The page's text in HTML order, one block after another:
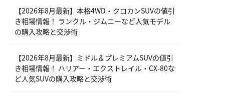
【2026年8月最新】本格4WD・クロカンSUVの値引
き相場情報！ ランクル・ジムニーなど人気モデル
の購入攻略と交渉術
【2026年8月最新】ミドル＆プレミアムSUVの値引
き相場情報！ ハリアー・エクストレイル・CX-80な
ど人気SUVの購入攻略と交渉術